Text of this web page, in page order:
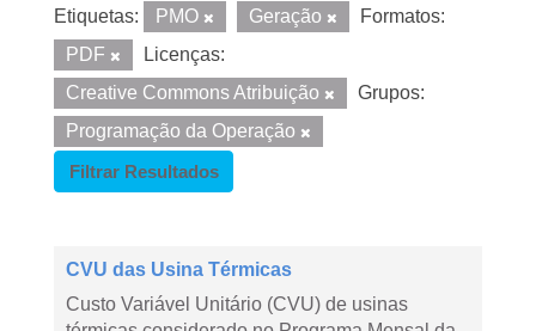
Etiquetas: PMO Geração
Formatos:
PDF
Licenças:
Creative Commons Atribuição
Grupos:
Programação da Operação
Filtrar Resultados
CVU das Usina Térmicas
Custo Variável Unitário (CVU) de usinas